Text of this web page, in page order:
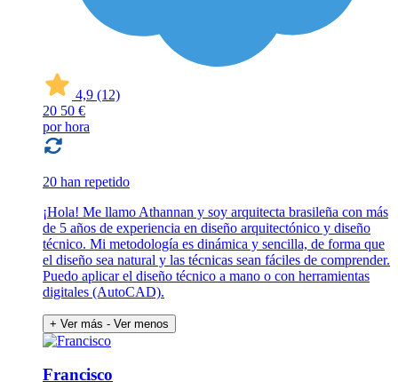
4,9 (12)
20 50 €
por hora
20 han repetido
¡Hola! Me llamo Athannan y soy arquitecta brasileña con más
de 5 años de experiencia en diseño arquitectónico y diseño
técnico. Mi metodología es dinámica y sencilla, de forma que
el diseño sea natural y las técnicas sean fáciles de comprender.
Puedo aplicar el diseño técnico a mano o con herramientas
digitales (AutoCAD).
+ Ver más - Ver menos
Francisco